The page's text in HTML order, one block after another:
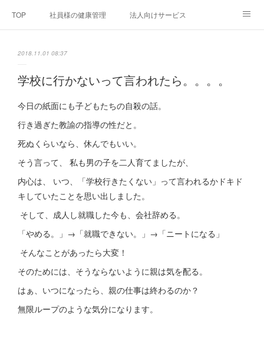
TOP 社員様の健康管理 法人向けサービス
2018.11.01 08:37
学校に行かないって言われたら。。。。
今日の紙面にも子どもたちの自殺の話。
行き過ぎた教諭の指導の性だと。
死ぬくらいなら、休んでもいい。
そう言って、 私も男の子を二人育てましたが、
内心は、 いつ、「学校行きたくない」って言われるかドキド
キしていたことを思い出しました。
そして、成人し就職した今も、会社辞める。
「やめる。」→「就職できない。」→「ニートになる」
そんなことがあったら大変！
そのためには、そうならないように親は気を配る。
はぁ、いつになったら、親の仕事は終わるのか？
無限ループのような気分になります。